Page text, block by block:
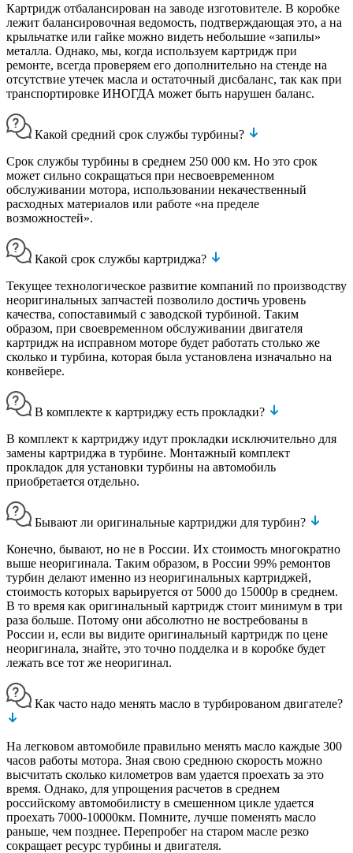
Картридж отбалансирован на заводе изготовителе. В коробке
лежит балансировочная ведомость, подтверждающая это, а на
крыльчатке или гайке можно видеть небольшие «запилы»
металла. Однако, мы, когда используем картридж при
ремонте, всегда проверяем его дополнительно на стенде на
отсутствие утечек масла и остаточный дисбаланс, так как при
транспортировке ИНОГДА может быть нарушен баланс.
Какой средний срок службы турбины?
Срок службы турбины в среднем 250 000 км. Но это срок
может сильно сокращаться при несвоевременном
обслуживании мотора, использовании некачественный
расходных материалов или работе «на пределе
возможностей».
Какой срок службы картриджа?
Текущее технологическое развитие компаний по производству
неоригинальных запчастей позволило достичь уровень
качества, сопоставимый с заводской турбиной. Таким
образом, при своевременном обслуживании двигателя
картридж на исправном моторе будет работать столько же
сколько и турбина, которая была установлена изначально на
конвейере.
В комплекте к картриджу есть прокладки?
В комплект к картриджу идут прокладки исключительно для
замены картриджа в турбине. Монтажный комплект
прокладок для установки турбины на автомобиль
приобретается отдельно.
Бывают ли оригинальные картриджи для турбин?
Конечно, бывают, но не в России. Их стоимость многократно
выше неоригинала. Таким образом, в России 99% ремонтов
турбин делают именно из неоригинальных картриджей,
стоимость которых варьируется от 5000 до 15000р в среднем.
В то время как оригинальный картридж стоит минимум в три
раза больше. Потому они абсолютно не востребованы в
России и, если вы видите оригинальный картридж по цене
неоригинала, знайте, это точно подделка и в коробке будет
лежать все тот же неоригинал.
Как часто надо менять масло в турбированом двигателе?
На легковом автомобиле правильно менять масло каждые 300
часов работы мотора. Зная свою среднюю скорость можно
высчитать сколько километров вам удается проехать за это
время. Однако, для упрощения расчетов в среднем
российскому автомобилисту в смешенном цикле удается
проехать 7000-10000км. Помните, лучше поменять масло
раньше, чем позднее. Перепробег на старом масле резко
сокращает ресурс турбины и двигателя.